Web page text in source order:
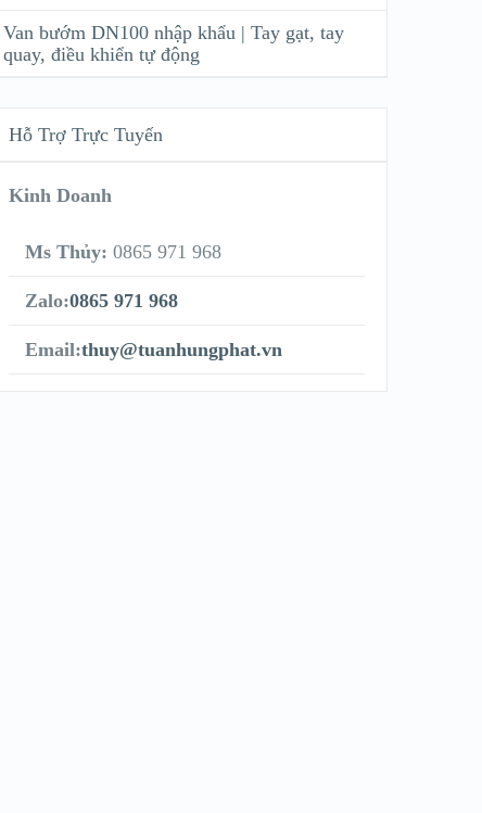
Van bướm DN100 nhập khẩu | Tay gạt, tay
quay, điều khiển tự động
Hỗ Trợ Trực Tuyến
Kinh Doanh
Ms Thủy: 0865 971 968
Zalo:0865 971 968
Email:thuy@tuanhungphat.vn